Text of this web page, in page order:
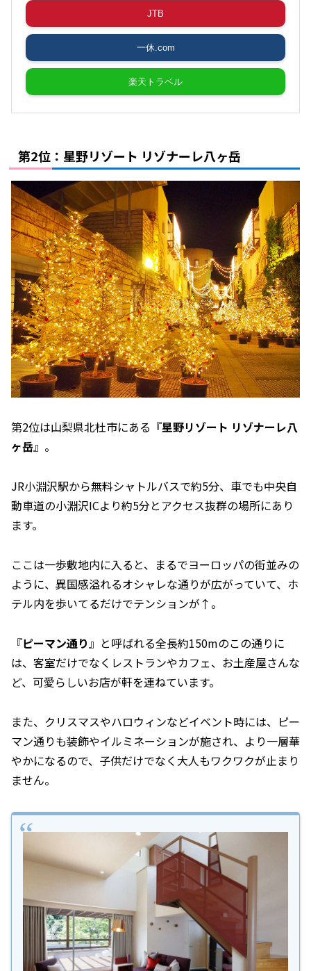
JTB
一休.com
楽天トラベル
第2位：星野リゾート リゾナーレ八ヶ岳
第2位は山梨県北杜市にある『星野リゾート リゾナーレ八
ヶ岳』。
JR小淵沢駅から無料シャトルバスで約5分、車でも中央自
動車道の小淵沢ICより約5分とアクセス抜群の場所にあり
ます。
ここは一歩敷地内に入ると、まるでヨーロッパの街並みの
ように、異国感溢れるオシャレな通りが広がっていて、ホ
テル内を歩いてるだけでテンションが↑。
『ピーマン通り 』と呼ばれる全長約150mのこの通りに
は、客室だけでなくレストランやカフェ、お土産屋さんな
ど、可愛らしいお店が軒を連ねています。
また、クリスマスやハロウィンなどイベント時には、ピー
マン通りも装飾やイルミネーションが施され、より一層華
やかになるので、子供だけでなく大人もワクワクが止まり
ません。